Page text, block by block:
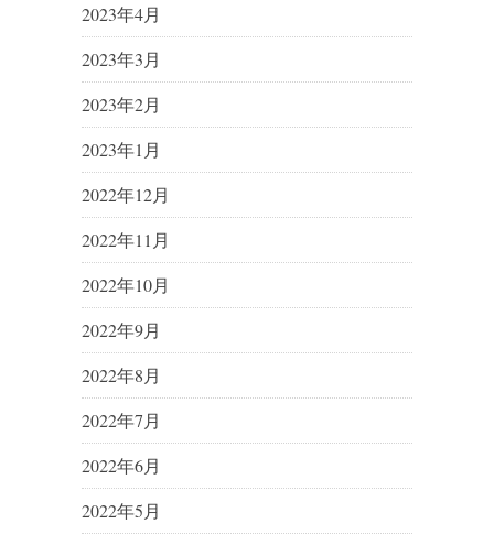
2023年4月
2023年3月
2023年2月
2023年1月
2022年12月
2022年11月
2022年10月
2022年9月
2022年8月
2022年7月
2022年6月
2022年5月